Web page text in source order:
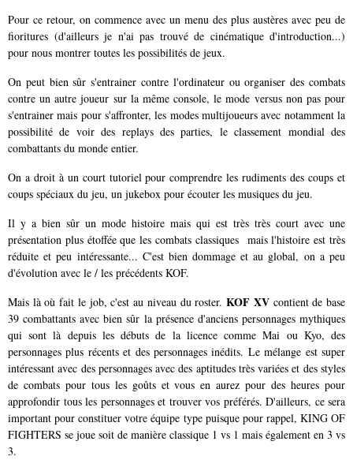
Pour ce retour, on commence avec un menu des plus austères avec peu de
fioritures (d'ailleurs je n'ai pas trouvé de cinématique d'introduction...)
pour nous montrer toutes les possibilités de jeux.
On peut bien sûr s'entrainer contre l'ordinateur ou organiser des combats
contre un autre joueur sur la même console, le mode versus non pas pour
s'entrainer mais pour s'affronter, les modes multijoueurs avec notamment la
possibilité de voir des replays des parties, le classement mondial des
combattants du monde entier.
On a droit à un court tutoriel pour comprendre les rudiments des coups et
coups spéciaux du jeu, un jukebox pour écouter les musiques du jeu.
Il y a bien sûr un mode histoire mais qui est très très court avec une
présentation plus étoffée que les combats classiques mais l'histoire est très
réduite et peu intéressante... C'est bien dommage et au global, on a peu
d'évolution avec le / les précédents KOF.
Mais là où fait le job, c'est au niveau du roster.KOF XVcontient de base
39 combattants avec bien sûr la présence d'anciens personnages mythiques
qui sont là depuis les débuts de la licence comme Mai ou Kyo, des
personnages plus récents et des personnages inédits. Le mélange est super
intéressant avec des personnages avec des aptitudes très variées et des styles
de combats pour tous les goûts et vous en aurez pour des heures pour
approfondir tous les personnages et trouver vos préférés. D'ailleurs, ce sera
important pour constituer votre équipe type puisque pour rappel, KING OF
FIGHTERS se joue soit de manière classique 1 vs 1 mais également en 3 vs
3.